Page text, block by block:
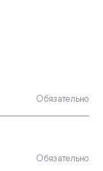
Обязательно
Обязательно